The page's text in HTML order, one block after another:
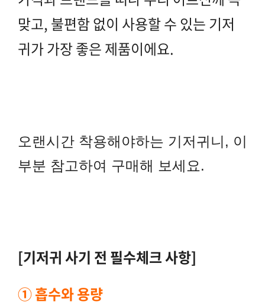
맞고, 불편함 없이 사용할 수 있는 기저
귀가 가장 좋은 제품이에요.
오랜시간 착용해야하는 기저귀니, 이
부분 참고하여 구매해 보세요.
[기저귀 사기 전 필수체크 사항]
① 흡수와 용량